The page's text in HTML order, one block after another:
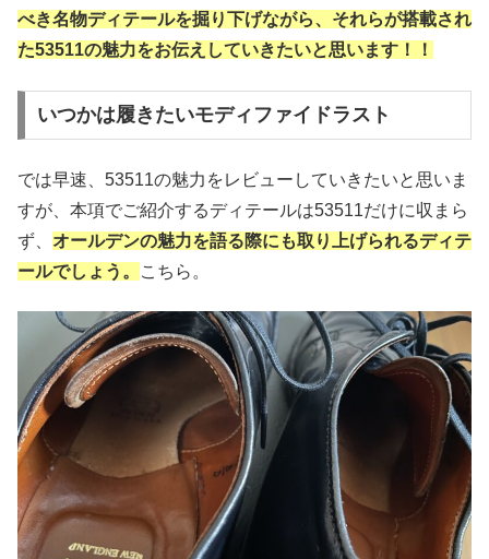
べき名物ディテールを掘り下げながら、それらが搭載され
た53511の魅力をお伝えしていきたいと思います！！
いつかは履きたいモディファイドラスト
では早速、53511の魅力をレビューしていきたいと思いま
すが、本項でご紹介するディテールは53511だけに収まら
ず、 オールデンの魅力を語る際にも取り上げられるディテ
ールでしょう。
こちら。